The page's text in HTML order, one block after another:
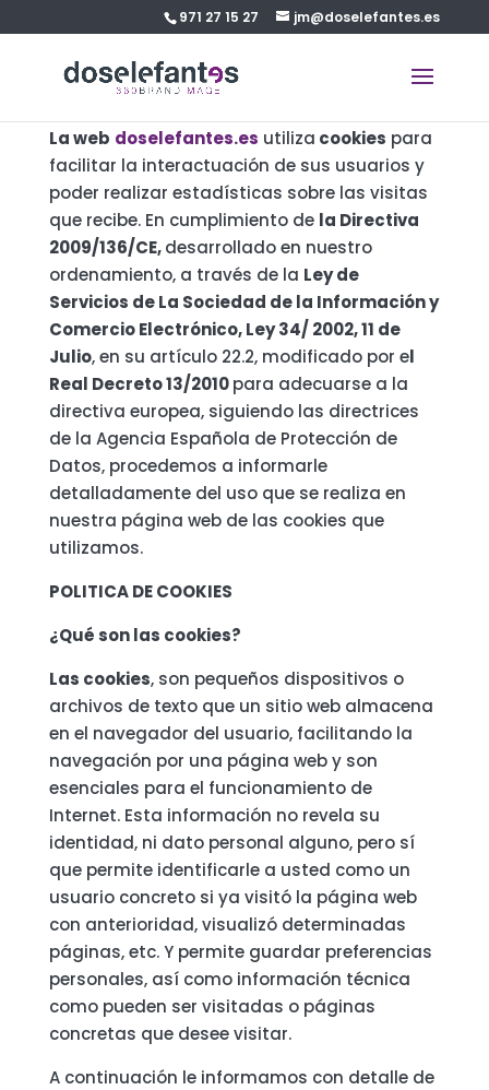
971 27 15 27 jm@doselefantes.es
La web doselefantes.es utiliza cookies para
facilitar la interactuación de sus usuarios y
poder realizar estadísticas sobre las visitas
que recibe. En cumplimiento de la Directiva
2009/136/CE,desarrollado en nuestro
ordenamiento, a través de la Ley de
Servicios de La Sociedad de la Información y
Comercio Electrónico, Ley 34/ 2002, 11 de
Julio, en su artículo 22.2, modificado por el
Real Decreto 13/2010para adecuarse a la
directiva europea, siguiendo las directrices
de la Agencia Española de Protección de
Datos, procedemos a informarle
detalladamente del uso que se realiza en
nuestra página web de las cookies que
utilizamos.
POLITICA DE COOKIES
¿Qué son las cookies?
Las cookies, son pequeños dispositivos o
archivos de texto que un sitio web almacena
en el navegador del usuario, facilitando la
navegación por una página web y son
esenciales para el funcionamiento de
Internet. Esta información no revela su
identidad, ni dato personal alguno, pero sí
que permite identificarle a usted como un
usuario concreto si ya visitó la página web
con anterioridad, visualizó determinadas
páginas, etc. Y permite guardar preferencias
personales, así como información técnica
como pueden ser visitadas o páginas
concretas que desee visitar.
A continuación le informamos con detalle de